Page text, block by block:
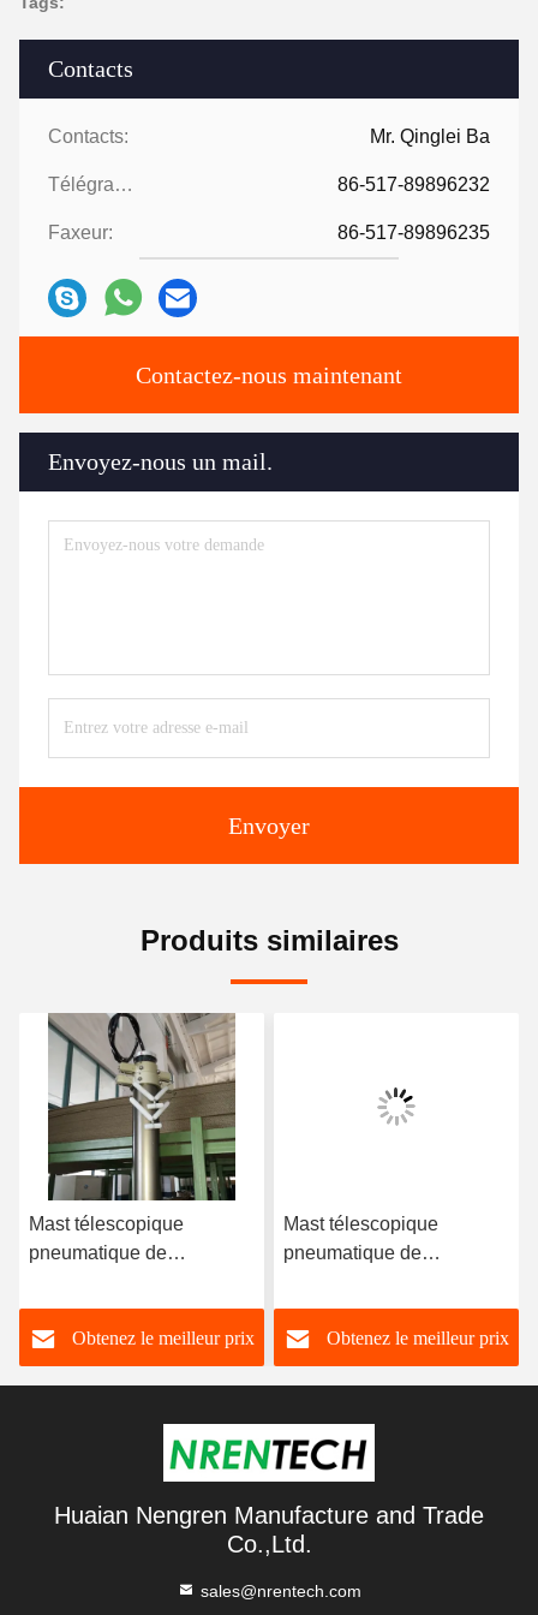
Contacts
Contacts: Mr. Qinglei Ba
Télégramme: 86-517-89896232
Faxeur: 86-517-89896235
Contactez-nous maintenant
Envoyez-nous un mail.
Envoyer
Produits similaires
Mast télescopique
pneumatique de
véhicule mobile de
vidéosurveillance Mast
télescopique
Obtenez le meilleur prix
Mast télescopique
pneumatique de
véhicule mobile de
vidéosurveillance Mast
télescopique
Obtenez le meilleur prix
Huaian Nengren Manufacture and Trade
Co.,Ltd.
sales@nrentech.com